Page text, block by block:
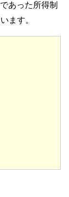
あった所得制
ます。